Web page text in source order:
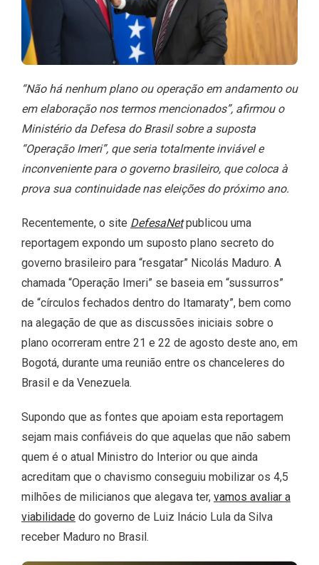
“Não há nenhum plano ou operação em andamento ou
em elaboração nos termos mencionados”, afirmou o
Ministério da Defesa do Brasil sobre a suposta
“Operação Imeri”, que seria totalmente inviável e
inconveniente para o governo brasileiro, que coloca à
prova sua continuidade nas eleições do próximo ano.
Recentemente, o site DefesaNetpublicou uma
reportagem expondo um suposto plano secreto do
governo brasileiro para “resgatar” Nicolás Maduro. A
chamada “Operação Imeri” se baseia em “sussurros”
de “círculos fechados dentro do Itamaraty”, bem como
na alegação de que as discussões iniciais sobre o
plano ocorreram entre 21 e 22 de agosto deste ano, em
Bogotá, durante uma reunião entre os chanceleres do
Brasil e da Venezuela.
Supondo que as fontes que apoiam esta reportagem
sejam mais confiáveis ​​do que aquelas que não sabem
quem é o atual Ministro do Interior ou que ainda
acreditam que o chavismo conseguiu mobilizar os 4,5
milhões de milicianos que alegava ter, vamos avaliar a
viabilidade do governo de Luiz Inácio Lula da Silva
receber Maduro no Brasil.